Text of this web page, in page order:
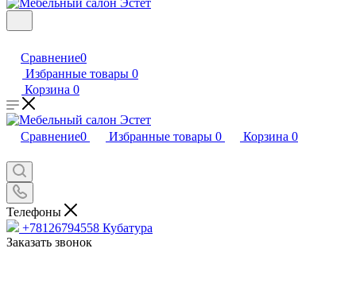
Сравнение0
Избранные товары 0
Корзина 0
Сравнение0 Избранные товары 0 Корзина 0
Телефоны
+78126794558 Кубатура
Заказать звонок